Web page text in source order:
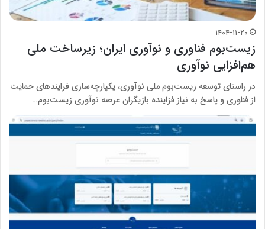
۱۴۰۴-۱۱-۲۰
زیست‌بوم فناوری و نوآوری ایران؛ زیرساخت ملی
هم‌افزایی نوآوری
در راستای توسعه زیست‌بوم ملی نوآوری، یکپارچه‌سازی فرایندهای حمایت
از فناوری و پاسخ به نیاز فزاینده بازیگران عرصه نوآوری زیست‌بوم…